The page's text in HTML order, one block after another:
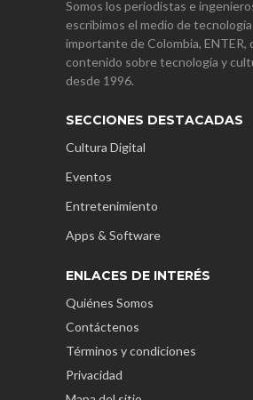
Somos los periodistas e
escribimos el medio de tecnología
importante de Colombia, ENTER,
contenido sobre tecnología y
desde 1996.
SECCIONES DESTACADAS
Cultura Digital
Eventos
Entretenimiento
Apps & Software
ENLACES DE INTERÉS
Quiénes Somos
Contáctenos
Términos y condiciones
Privacidad